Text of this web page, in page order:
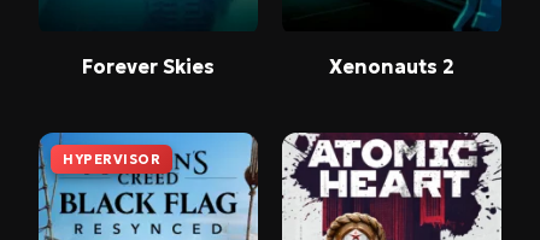
Forever Skies Xenonauts 2
HYPERVISOR